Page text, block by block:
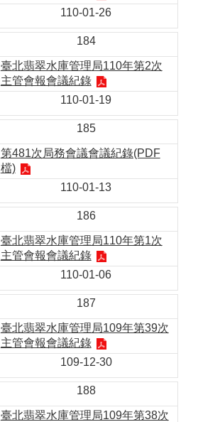
110-01-26
184
臺北翡翠水庫管理局110年第2次
主管會報會議紀錄
110-01-19
185
第481次局務會議會議紀錄(PDF
檔)
110-01-13
186
臺北翡翠水庫管理局110年第1次
主管會報會議紀錄
110-01-06
187
臺北翡翠水庫管理局109年第39次
主管會報會議紀錄
109-12-30
188
臺北翡翠水庫管理局109年第38次